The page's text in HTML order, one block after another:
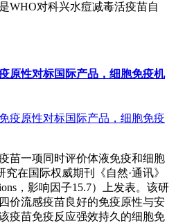
WHO对科兴水痘减毒活疫苗自
原性对标国际产品，细胞免疫机
苗一项同时评价体液免疫和细胞
在国际权威期刊《自然·通讯》
，影响因子15.7）上发表。该研
价流感疫苗良好的免疫原性与安
疫苗免疫反应强效持久的细胞免